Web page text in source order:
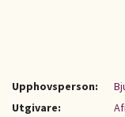
Upphovsperson:
Utgivare: